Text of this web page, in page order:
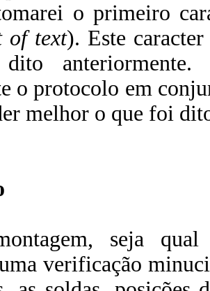
o primeiro
of text). Este
anteriormente.
o protocolo em
melhor o que foi
seja
verificação